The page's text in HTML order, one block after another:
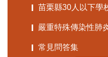
苗栗縣30人以下學
嚴重特殊傳染性肺
常見問答集